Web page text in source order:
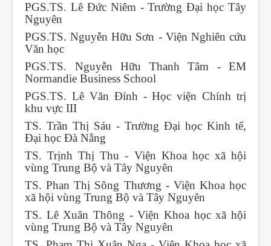
PGS.TS. Lê Đức Niêm - Trường Đại học Tây
Nguyên
PGS.TS. Nguyễn Hữu Sơn - Viện Nghiên cứu
Văn học
PGS.TS. Nguyễn Hữu Thanh Tâm - EM
Normandie Business School
PGS.TS. Lê Văn Đính - Học viện Chính trị
khu vực III
TS. Trần Thị Sáu - Trường Đại học Kinh tế,
Đại học Đà Nẵng
TS. Trịnh Thị Thu - Viện Khoa học xã hội
vùng Trung Bộ và Tây Nguyên
TS. Phan Thị Sông Thương - Viện Khoa học
xã hội vùng Trung Bộ và Tây Nguyên
TS. Lê Xuân Thông - Viện Khoa học xã hội
vùng Trung Bộ và Tây Nguyên